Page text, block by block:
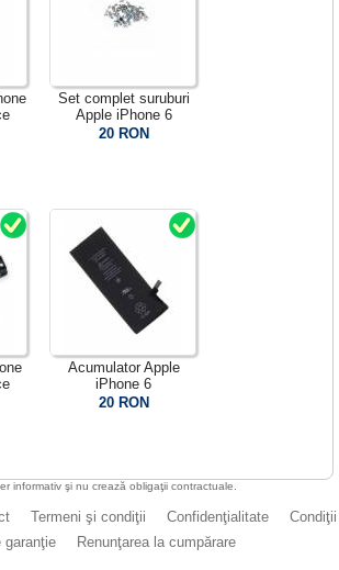
Set complet suruburi
Apple iPhone 6
20 RON
Acumulator Apple
iPhone 6
20 RON
informativ şi nu crează obligaţii contractuale.
Termeni şi condiţii Confidenţialitate
Condiţii
garanţie
Renunţarea la cumpărare